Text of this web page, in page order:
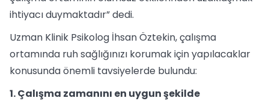
ihtiyacı duymaktadır” dedi.
Uzman Klinik Psikolog İhsan Öztekin, çalışma
ortamında ruh sağlığınızı korumak için yapılacaklar
konusunda önemli tavsiyelerde bulundu:
1. Çalışma zamanını en uygun şekilde